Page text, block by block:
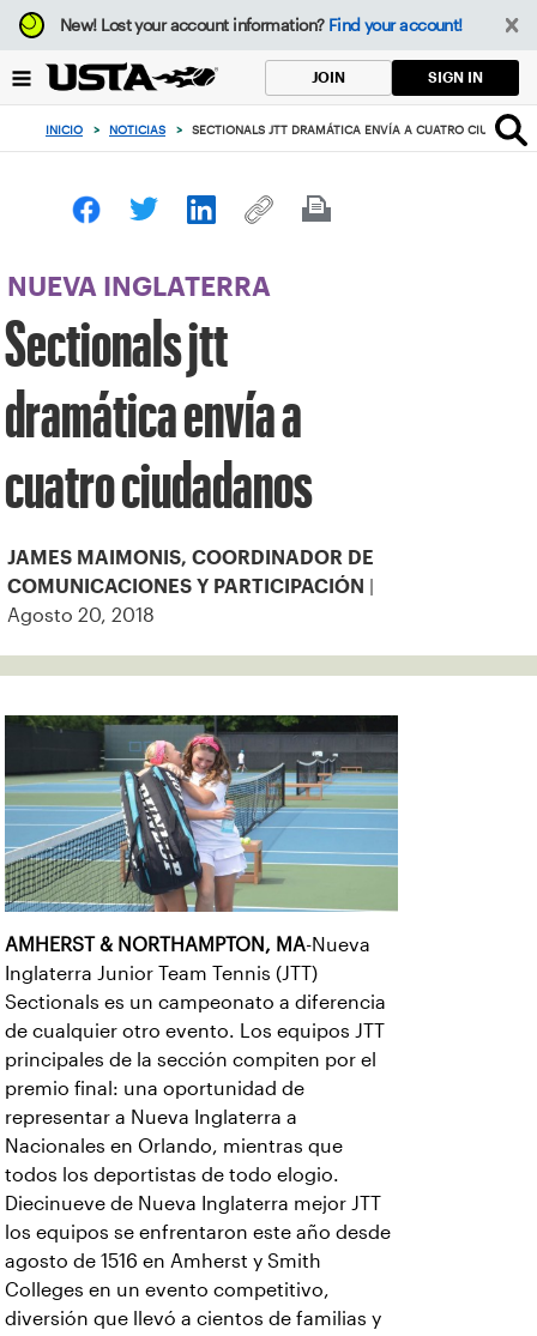
Enfoque
desde
botón
volver
principio
New!Lost your account information? Find your account!
JOIN SIGN IN
INICIO > NOTICIAS > SECTIONALS JTT DRAMÁTICA ENVÍA A CUATRO
NUEVA INGLATERRA
Sectionals jtt
dramática envía a
cuatro ciudadanos
JAMES MAIMONIS, COORDINADOR DE
COMUNICACIONES Y PARTICIPACIÓN
Agosto 20, 2018
AMHERST & NORTHAMPTON, MA-Nueva
Inglaterra Junior Team Tennis (JTT)
Sectionals es un campeonato a diferencia
de cualquier otro evento. Los equipos JTT
principales de la sección compiten por el
premio final: una oportunidad de
representar a Nueva Inglaterra a
Nacionales en Orlando, mientras que
todos los deportistas de todo elogio.
Diecinueve de Nueva Inglaterra mejor JTT
los equipos se enfrentaron este año desde
agosto de 1516 en Amherst y Smith
Colleges en un evento competitivo,
diversión que llevó a cientos de familias y